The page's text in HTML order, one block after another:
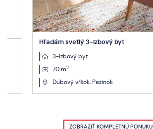
Hľadám svetlý 3-izbový byt
3-izbový byt
2
Dubový vŕšok, Pezinok
ZOBRAZIŤ KOMPLETNÚ PONUKU